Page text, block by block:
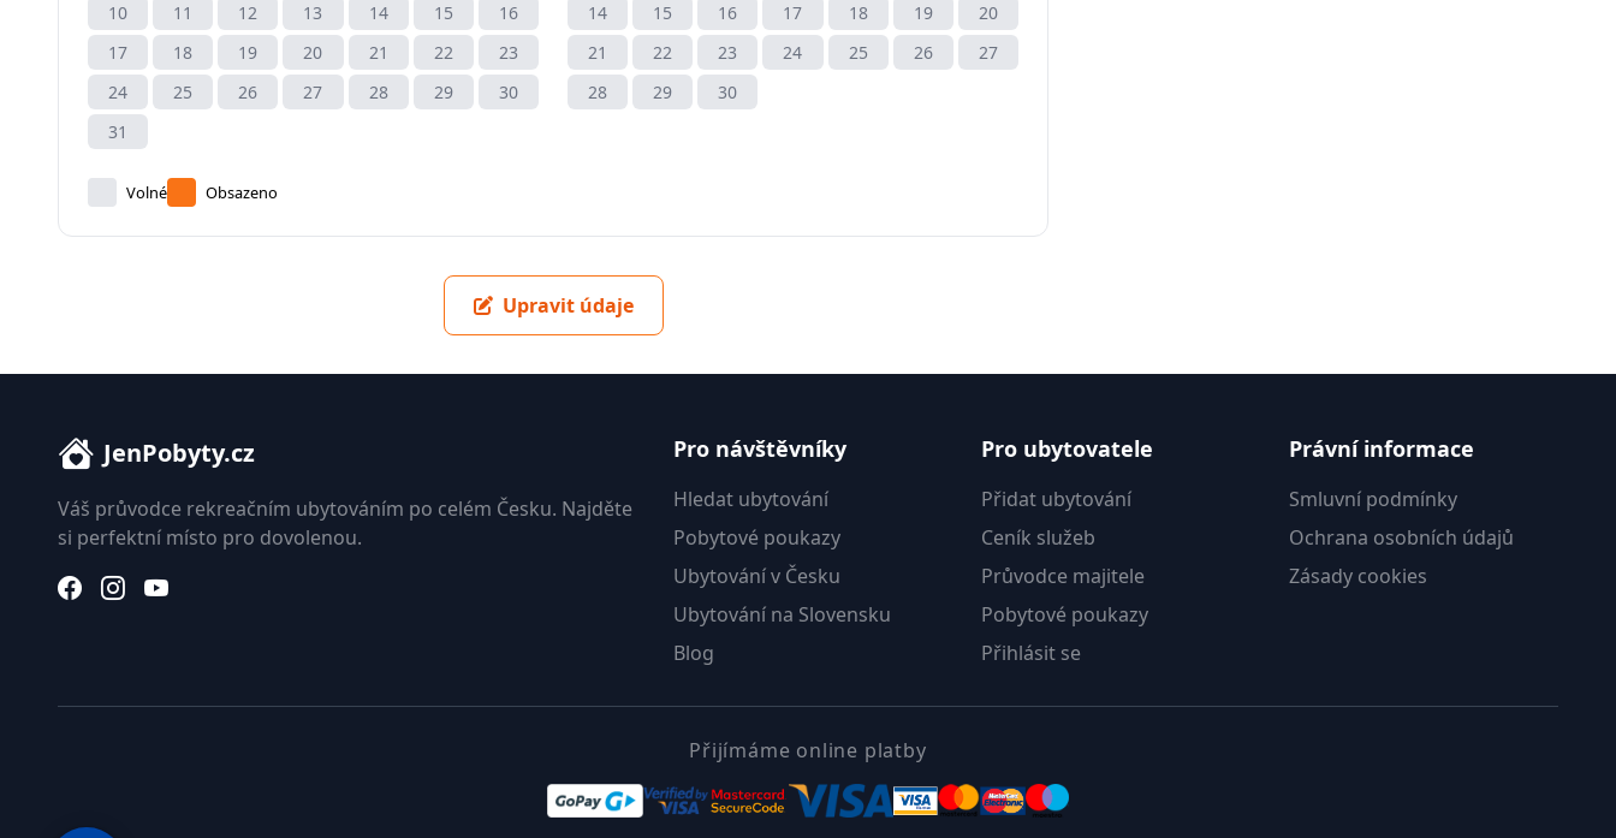
10
11 12 13 14 15
16
17
18 19 20 21 22
23
24
25 26 27 28 29
30
31
14
15 16 17 18 19
20
21
22 23 24 25 26
27
28
29 30
Volné Obsazeno
Upravit údaje
JenPobyty.cz
Váš průvodce rekreačním ubytováním po celém Česku. Najděte
si perfektní místo pro dovolenou.
Pro návštěvníky
Hledat ubytování
Pobytové poukazy
Ubytování v Česku
Ubytování na Slovensku
Blog
Pro ubytovatele
Přidat ubytování
Ceník služeb
Průvodce majitele
Pobytové poukazy
Přihlásit se
Právní informace
Smluvní podmínky
Ochrana osobních údajů
Zásady cookies
Přijímáme online platby